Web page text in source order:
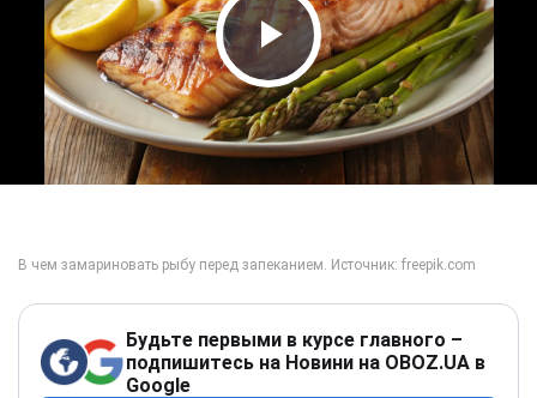
Play Video
Будьте первыми в курсе главного –
подпишитесь на Новини на OBOZ.UA в
Google